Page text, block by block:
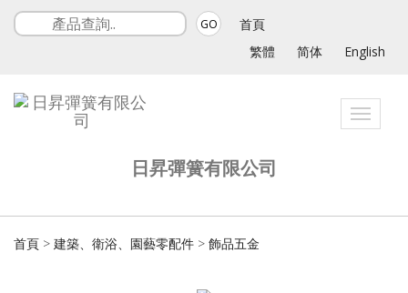
GO
首頁
繁體
简体 English
Toggle
日昇彈簧有限公司
首頁 > 建築、衛浴、園藝零配件 > 飾品五金